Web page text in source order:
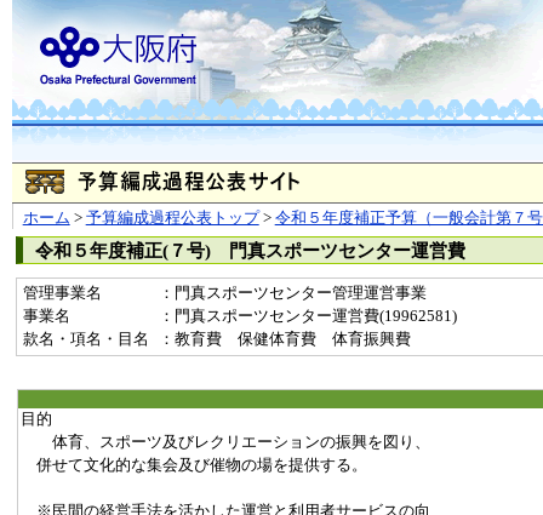
ホーム > 予算編成過程公表トップ> 令和５年度補正予算（一般会計第７
令和５年度補正(７号) 門真スポーツセンター運営費
管理事業名
：門真スポーツセンター管理運営事業
事業名
：門真スポーツセンター運営費(19962581)
款名・項名・目名
：教育費 保健体育費 体育振興費
目的
体育、スポーツ及びレクリエーションの振興を図り、
併せて文化的な集会及び催物の場を提供する。